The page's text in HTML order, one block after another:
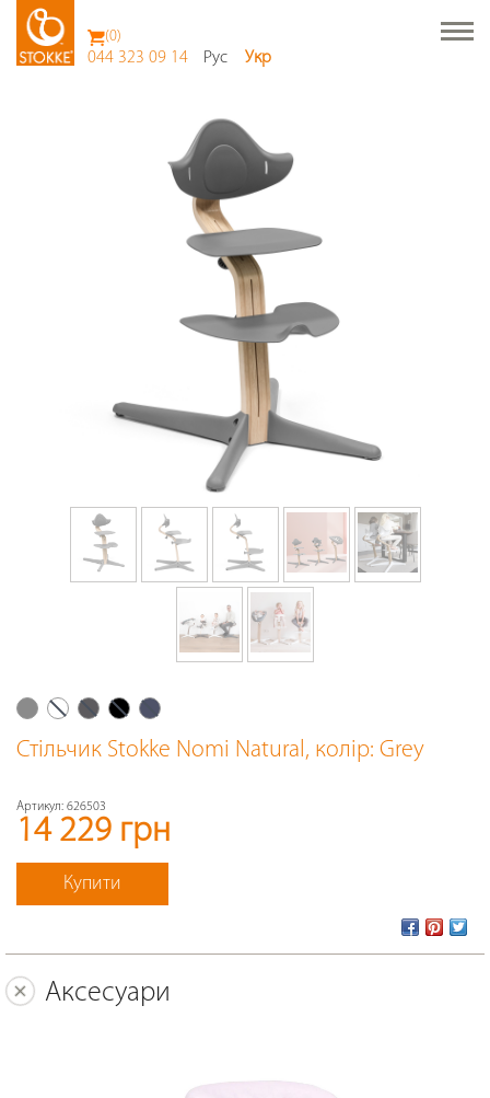
Рус Укр
(0)
044 323 09 14
Стільчик Stokke Nomi Natural, колір: Grey
Артикул: 626503
14 229 грн
Купити
Аксесуари